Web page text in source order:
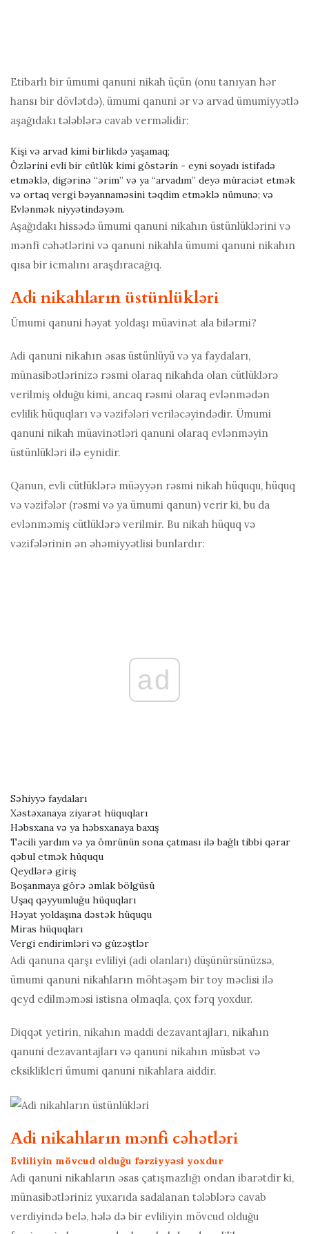
Etibarlı bir ümumi qanuni nikah üçün (onu tanıyan hər
hansı bir dövlətdə), ümumi qanuni ər və arvad ümumiyyətlə
aşağıdakı tələblərə cavab verməlidir:
Kişi və arvad kimi birlikdə yaşamaq;
Özlərini evli bir cütlük kimi göstərin - eyni soyadı istifadə
etməklə, digərinə “ərim” və ya “arvadım” deyə müraciət etmək
və ortaq vergi bəyannaməsini təqdim etməklə nümunə; və
Evlənmək niyyətindəyəm.
Aşağıdakı hissədə ümumi qanuni nikahın üstünlüklərini və
mənfi cəhətlərini və qanuni nikahla ümumi qanuni nikahın
qısa bir icmalını araşdıracağıq.
Adi nikahların üstünlükləri
Ümumi qanuni həyat yoldaşı müavinət ala bilərmi?
Adi qanuni nikahın əsas üstünlüyü və ya faydaları,
münasibətlərinizə rəsmi olaraq nikahda olan cütlüklərə
verilmiş olduğu kimi, ancaq rəsmi olaraq evlənmədən
evlilik hüquqları və vəzifələri veriləcəyindədir. Ümumi
qanuni nikah müavinətləri qanuni olaraq evlənməyin
üstünlükləri ilə eynidir.
Qanun, evli cütlüklərə müəyyən rəsmi nikah hüququ, hüquq
və vəzifələr (rəsmi və ya ümumi qanun) verir ki, bu da
evlənməmiş cütlüklərə verilmir. Bu nikah hüquq və
vəzifələrinin ən əhəmiyyətlisi bunlardır:
ad
Səhiyyə faydaları
Xəstəxanaya ziyarət hüquqları
Həbsxana və ya həbsxanaya baxış
Təcili yardım və ya ömrünün sona çatması ilə bağlı tibbi qərar
qəbul etmək hüququ
Qeydlərə giriş
Boşanmaya görə əmlak bölgüsü
Uşaq qəyyumluğu hüquqları
Həyat yoldaşına dəstək hüququ
Miras hüquqları
Vergi endirimləri və güzəştlər
Adi qanuna qarşı evliliyi (adi olanları) düşünürsünüzsə,
ümumi qanuni nikahların möhtəşəm bir toy məclisi ilə
qeyd edilməməsi istisna olmaqla, çox fərq yoxdur.
Diqqət yetirin, nikahın maddi dezavantajları, nikahın
qanuni dezavantajları və qanuni nikahın müsbət və
eksiklikleri ümumi qanuni nikahlara aiddir.
Adi nikahların mənfi cəhətləri
Evliliyin mövcud olduğu fərziyyəsi yoxdur
Adi qanuni nikahların əsas çatışmazlığı ondan ibarətdir ki,
münasibətləriniz yuxarıda sadalanan tələblərə cavab
verdiyində belə, hələ də bir evliliyin mövcud olduğu